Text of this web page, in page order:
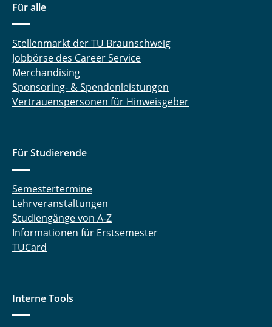
Für alle
Stellenmarkt der TU Braunschweig
Jobbörse des Career Service
Merchandising
Sponsoring- & Spendenleistungen
Vertrauenspersonen für Hinweisgeber
Für Studierende
Semestertermine
Lehrveranstaltungen
Studiengänge von A-Z
Informationen für Erstsemester
TUCard
Interne Tools